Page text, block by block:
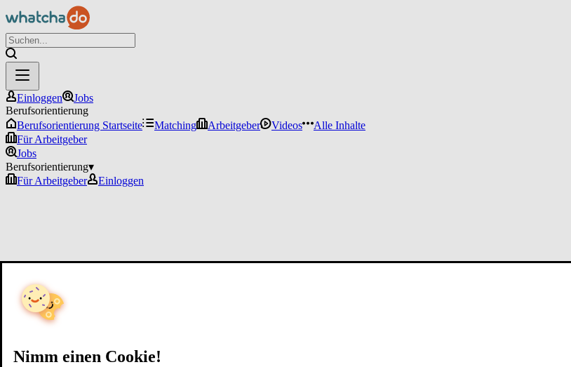
Nimm einen Cookie!
Einloggen
Jobs
Berufsorientierung
Berufsorientierung Startseite
Matching Arbeitgeber Videos
Alle Inhalte
Für Arbeitgeber
Jobs
Berufsorientierung▾
Für Arbeitgeber
Einloggen